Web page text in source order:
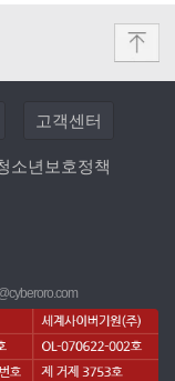
고객센터
소년보호정책